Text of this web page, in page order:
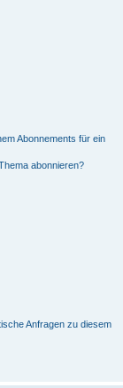
Abonnements für ein
abonnieren?
Anfragen zu diesem